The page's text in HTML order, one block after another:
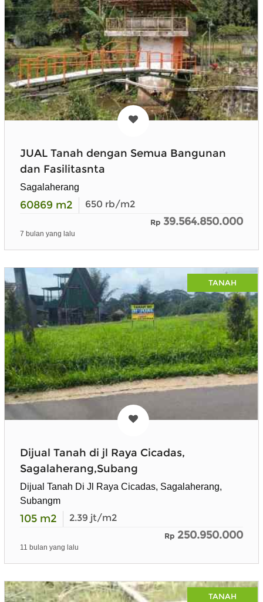
JUAL Tanah dengan Semua Bangunan
dan Fasilitasnta
Sagalaherang
60869 m2 650 rb/m2
Rp 39.564.850.000
7 bulan yang lalu
TANAH
Dijual Tanah di jl Raya Cicadas,
Sagalaherang,Subang
Dijual Tanah Di Jl Raya Cicadas, Sagalaherang,
Subangm
105 m2 2.39 jt/m2
Rp 250.950.000
11 bulan yang lalu
TANAH